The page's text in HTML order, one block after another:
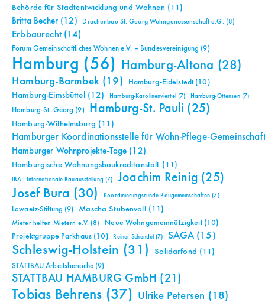
Behörde für Stadtentwicklung und Wohnen(11)
Britta Becher(12) Drachenbau St. Georg Wohngenossenschaft e.G. (8)
Erbbaurecht(14)
Forum Gemeinschaftliches Wohnen e.V. – Bundesvereinigung (9)
Hamburg (56) Hamburg-Altona (28)
Hamburg-Barmbek(19) Hamburg-Eidelstedt(10)
Hamburg-Eimsbüttel (12) Hamburg-Karolinenviertel (7) Hamburg-Ottensen(7)
Hamburg-St. Georg (9) Hamburg-St. Pauli (25)
Hamburg-Wilhelmsburg (11)
Hamburger Koordinationsstelle für Wohn-Pflege-
Hamburger Wohnprojekte-Tage (12)
Hamburgische Wohnungsbaukreditanstalt (11)
IBA - Internationale Bauausstellung (7) Joachim Reinig (25)
Josef Bura (30) Koordinierungsrunde Baugemeinschaften (7)
Lawaetz-Stiftung (9) Mascha Stubenvoll (11)
Mieter helfen Mietern e.V. (8) Neue Wohngemeinnützigkeit(10)
Projektgruppe Parkhaus (10) Reiner Schendel (7) SAGA(15)
Schleswig-Holstein (31) Solidarfond (11)
STATTBAU Arbeitsbereiche (9)
STATTBAU HAMBURG GmbH (21)
Tobias Behrens (37) Ulrike Petersen (18)